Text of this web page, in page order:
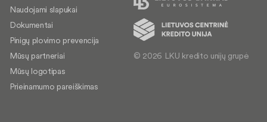
Naudojami slapukai
Dokumentai
Pinigų plovimo prevencija
Mūsų partneriai
Mūsų logotipas
Prieinamumo pareiškimas
© 2026 LKU kredito unijų grupė